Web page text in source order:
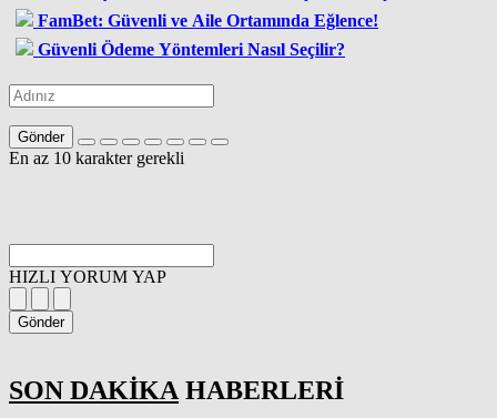
FamBet: Güvenli ve Aile Ortamında Eğlence!
Güvenli Ödeme Yöntemleri Nasıl Seçilir?
Gönder
En az 10 karakter gerekli
HIZLI YORUM YAP
Gönder
SON DAKİKA HABERLERİ